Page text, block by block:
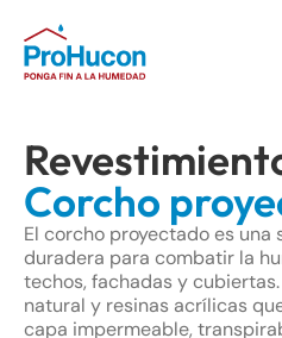
Corcho
El corcho proyectado es una
duradera para combatir la
techos, fachadas y
natural y resinas acrílicas
capa impermeable,